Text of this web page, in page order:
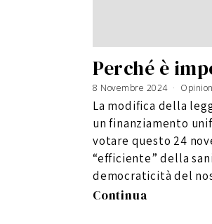
Perché è
8 Novembre 2024
La modifica della
un finanziamento
votare questo 24
“efficiente” della
democraticità del
Continua